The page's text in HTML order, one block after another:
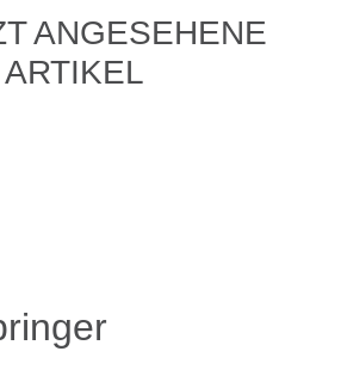
ANGESEHENE
ARTIKEL